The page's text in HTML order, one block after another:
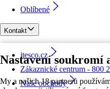
Nastavení soukromí
My a našich 18 partnerů
Oblíbené
Kontakt
itesco.cz
Zákaznické centrum - 800
Naše obchody